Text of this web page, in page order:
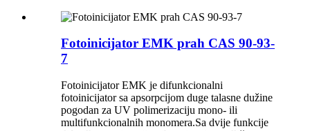
Fotoinicijator EMK prah CAS 90-93-
7
Fotoinicijator EMK je difunkcionalni
fotoinicijator sa apsorpcijom duge talasne dužine
pogodan za UV polimerizaciju mono- ili
multifunkcionalnih monomera.Sa dvije funkcije